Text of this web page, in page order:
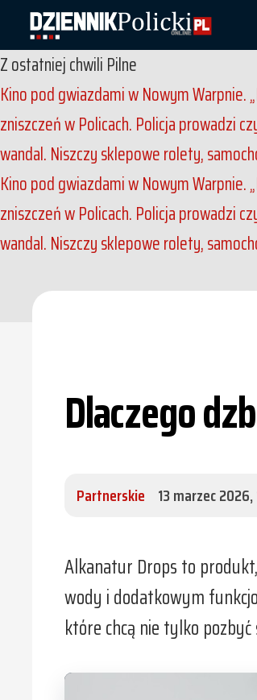
Z ostatniej chwili Pilne
Kino pod gwiazdami w Nowym Warpnie.
zniszczeń w Policach. Policja prowadzi
wandal. Niszczy sklepowe rolety,
Kino pod gwiazdami w Nowym Warpnie.
zniszczeń w Policach. Policja prowadzi
wandal. Niszczy sklepowe rolety,
Dlaczego
Partnerskie 13 marzec 2026,
Alkanatur Drops to
wody i dodatkowym
które chcą nie tylko